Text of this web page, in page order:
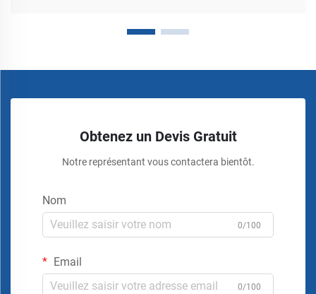
Obtenez un Devis Gratuit
Notre représentant vous contactera bientôt.
Nom
0/100
Email
0/100